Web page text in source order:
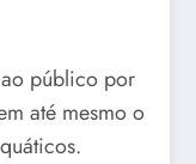
público por
até mesmo o